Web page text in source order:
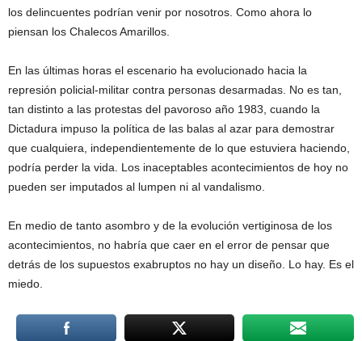
los delincuentes podrían venir por nosotros. Como ahora lo
piensan los Chalecos Amarillos.
En las últimas horas el escenario ha evolucionado hacia la
represión policial-militar contra personas desarmadas. No es tan,
tan distinto a las protestas del pavoroso año 1983, cuando la
Dictadura impuso la política de las balas al azar para demostrar
que cualquiera, independientemente de lo que estuviera haciendo,
podría perder la vida. Los inaceptables acontecimientos de hoy no
pueden ser imputados al lumpen ni al vandalismo.
En medio de tanto asombro y de la evolución vertiginosa de los
acontecimientos, no habría que caer en el error de pensar que
detrás de los supuestos exabruptos no hay un diseño. Lo hay. Es el
miedo.